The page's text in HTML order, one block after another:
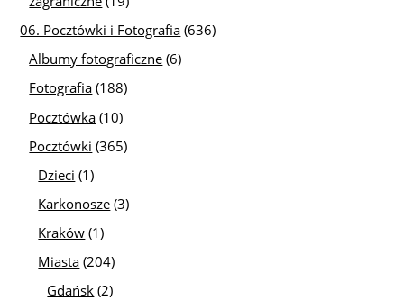
06. Pocztówki i Fotografia (636)
Albumy fotograficzne (6)
Fotografia (188)
Pocztówka (10)
Pocztówki (365)
Dzieci (1)
Karkonosze (3)
Kraków (1)
Miasta (204)
Gdańsk (2)